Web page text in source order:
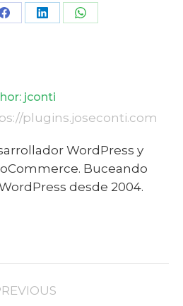
Share Share Share
jconti
plugins.joseconti.com
WordPress y
Buceando
desde 2004.